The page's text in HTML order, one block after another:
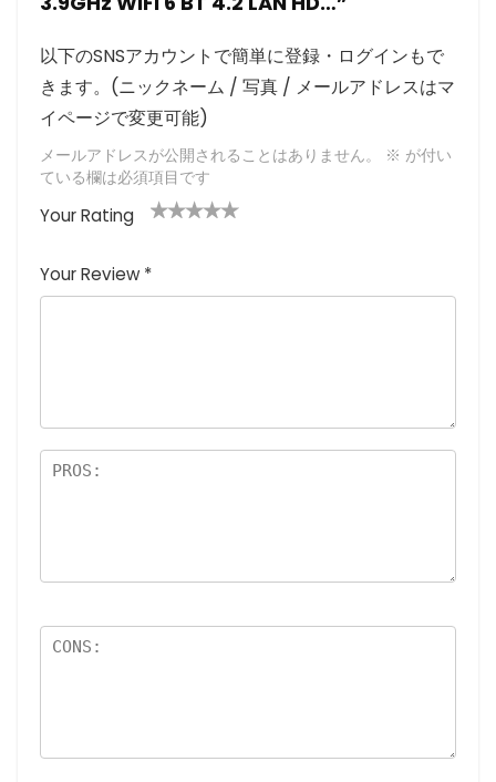
以下のSNSアカウントで簡単に登録・ログインもで
きます。(ニックネーム / 写真 / メールアドレスはマ
イページで変更可能)
メールアドレスが公開されることはありません。 ※ が付い
ている欄は必須項目です
Your Rating
つ
星
価
星
(最
(最高
評価:
(最高評
価: 5つ
高評価: 5
つ星)
Your Review *